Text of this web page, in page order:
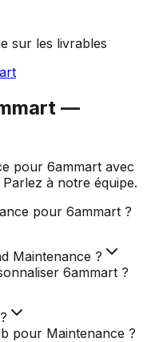
sur les livrables
—
pour 6ammart avec
Parlez à notre équipe.
pour 6ammart ?
Maintenance ?
6ammart ?
pour Maintenance ?